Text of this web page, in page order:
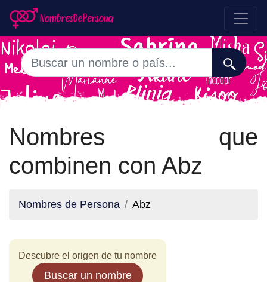
Nombres que
combinen con Abz
Nombres de Persona Abz
Descubre el origen de tu nombre
Buscar un nombre